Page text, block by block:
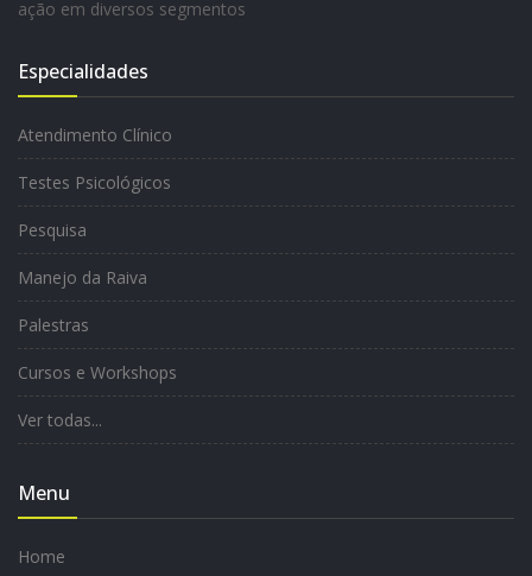
ação em diversos segmentos
Especialidades
Atendimento Clínico
Testes Psicológicos
Pesquisa
Manejo da Raiva
Palestras
Cursos e Workshops
Ver todas...
Menu
Home